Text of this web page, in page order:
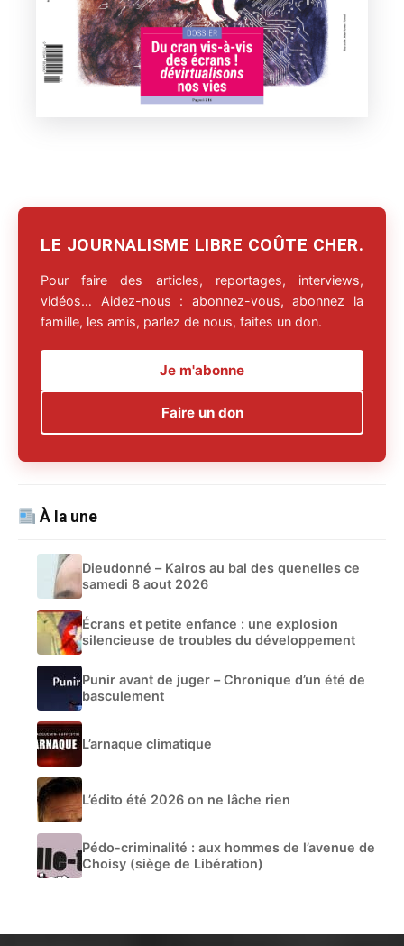
LE JOURNALISME LIBRE COÛTE CHER.
Pour faire des articles, reportages, interviews,
vidéos… Aidez-nous : abonnez-vous, abonnez la
famille, les amis, parlez de nous, faites un don.
Je m'abonne
Faire un don
À la une
Dieudonné – Kairos au bal des quenelles ce
samedi 8 aout 2026
Écrans et petite enfance : une explosion
silencieuse de troubles du développement
Punir avant de juger – Chronique d’un été de
basculement
L’arnaque climatique
L’édito été 2026 on ne lâche rien
Pédo-criminalité : aux hommes de l’avenue de
Choisy (siège de Libération)